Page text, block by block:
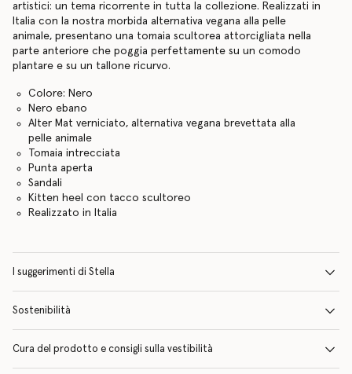
artistici: un tema ricorrente in tutta la collezione. Realizzati in
Italia con la nostra morbida alternativa vegana alla pelle
animale, presentano una tomaia scultorea attorcigliata nella
parte anteriore che poggia perfettamente su un comodo
plantare e su un tallone ricurvo.
Colore: Nero
Nero ebano
Alter Mat verniciato, alternativa vegana brevettata alla
pelle animale
Tomaia intrecciata
Punta aperta
Sandali
Kitten heel con tacco scultoreo
Realizzato in Italia
I suggerimenti di Stella
Sostenibilità
Cura del prodotto e consigli sulla vestibilità